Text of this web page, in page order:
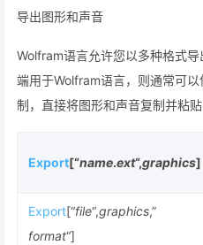
导出图形和声音
Wolfram语言允许您以多种格式
端用于Wolfram语言，则通常可
制，直接将图形和声音复制并粘贴
Export[“name.ext“,graphics]
Export[“file“,graphics,”
format“]